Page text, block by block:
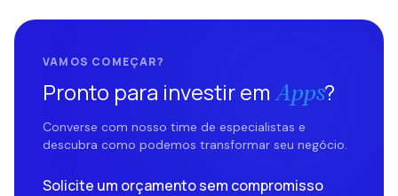
VAMOS COMEÇAR?
Pronto para investir em Apps?
Converse com nosso time de especialistas e
descubra como podemos transformar seu negócio.
Solicite um orçamento sem compromisso